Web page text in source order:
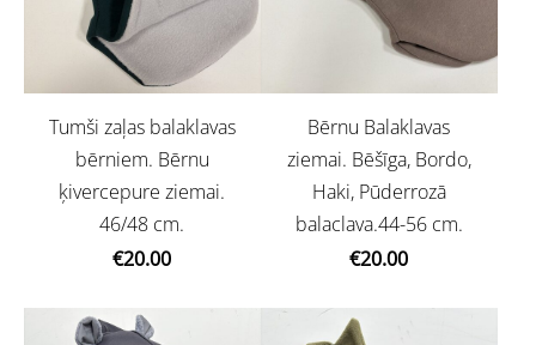
Tumši zaļas balaklavas
bērniem. Bērnu
ķivercepure ziemai.
46/48 cm.
€20.00
Bērnu Balaklavas
ziemai. Bēšīga, Bordo,
Haki, Pūderrozā
balaclava.44-56 cm.
€20.00